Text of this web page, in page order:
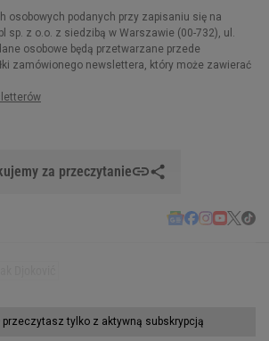
za przeczytanie